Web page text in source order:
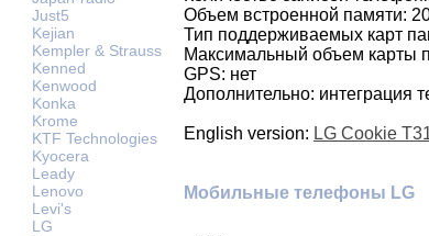
Just5
Kejian
Kempler & Strauss
Kenned
Kenwood
Konka
Krome
KTF Technologies
Kyocera
Leady
Lenovo
Levi's
LG
Объем встроенной памяти:
Тип поддерживаемых карт
Максимальный объем карты
GPS: нет
Дополнительно: интеграция
English version: LG Cookie
Мобильные телефоны LG